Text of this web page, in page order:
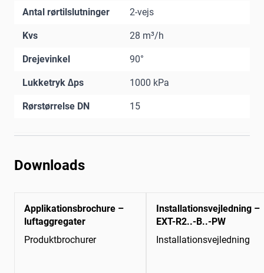
Antal rørtilslutninger 2-vejs
Kvs 28 m³/h
Drejevinkel 90°
Lukketryk ∆ps 1000 kPa
Rørstørrelse DN 15
Downloads
Applikationsbrochure –
luftaggregater
Produktbrochurer
Installationsvejledning –
EXT-R2..-B..-PW
Installationsvejledning